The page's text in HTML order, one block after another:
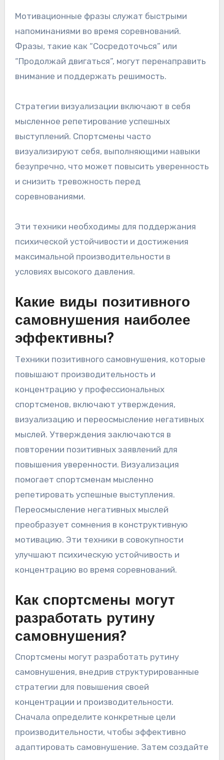
Мотивационные фразы служат быстрыми
напоминаниями во время соревнований.
Фразы, такие как “Сосредоточься” или
“Продолжай двигаться”, могут перенаправить
внимание и поддержать решимость.
Стратегии визуализации включают в себя
мысленное репетирование успешных
выступлений. Спортсмены часто
визуализируют себя, выполняющими навыки
безупречно, что может повысить уверенность
и снизить тревожность перед
соревнованиями.
Эти техники необходимы для поддержания
психической устойчивости и достижения
максимальной производительности в
условиях высокого давления.
Какие виды позитивного
самовнушения наиболее
эффективны?
Техники позитивного самовнушения, которые
повышают производительность и
концентрацию у профессиональных
спортсменов, включают утверждения,
визуализацию и переосмысление негативных
мыслей. Утверждения заключаются в
повторении позитивных заявлений для
повышения уверенности. Визуализация
помогает спортсменам мысленно
репетировать успешные выступления.
Переосмысление негативных мыслей
преобразует сомнения в конструктивную
мотивацию. Эти техники в совокупности
улучшают психическую устойчивость и
концентрацию во время соревнований.
Как спортсмены могут
разработать рутину
самовнушения?
Спортсмены могут разработать рутину
самовнушения, внедрив структурированные
стратегии для повышения своей
концентрации и производительности.
Сначала определите конкретные цели
производительности, чтобы эффективно
адаптировать самовнушение. Затем создайте